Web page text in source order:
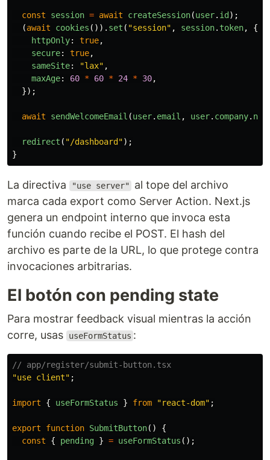
const session = await createSession(user. id );
(await cookies ()). set ( "session" , session. token,
{
httpOnly: true,
secure: true,
sameSite: "lax" ,
maxAge: 60 * 60 * 24 * 30,
});
await sendWelcomeEmail (user. email , user. company.
redirect ( "/dashboard ");
}
La directiva "use server"
al tope del archivo
marca cada export como Server Action. Next.js
genera un endpoint interno que invoca esta
función cuando recibe el POST. El hash del
archivo es parte de la URL, lo que protege contra
invocaciones arbitrarias.
El botón con pending state
Para mostrar feedback visual mientras la acción
corre, usas
useFormStatus :
// app/register/submit-button.tsx
"use client" ;
import { useFormStatus } from "react-dom" ;
export function SubmitButton()
{
const
{ pending } = useFormStatus ();